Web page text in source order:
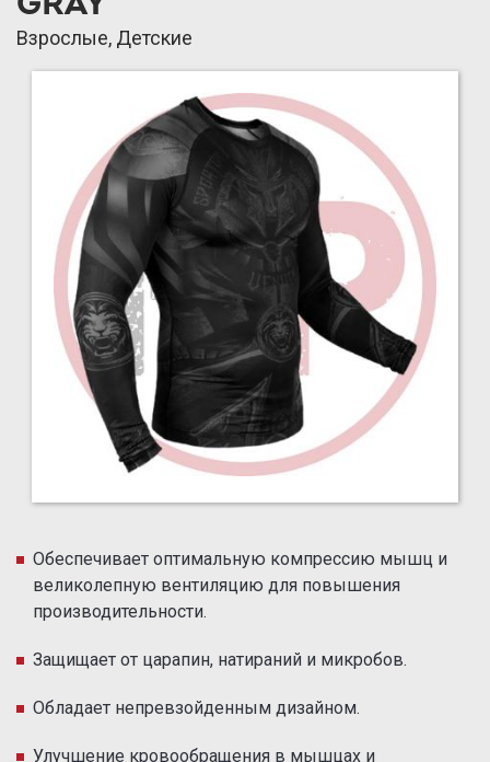
Взрослые, Детские
Обеспечивает оптимальную компрессию мышц и
великолепную вентиляцию для повышения
производительности.
Защищает от царапин, натираний и микробов.
Обладает непревзойденным дизайном.
Улучшение кровообращения в мышцах и